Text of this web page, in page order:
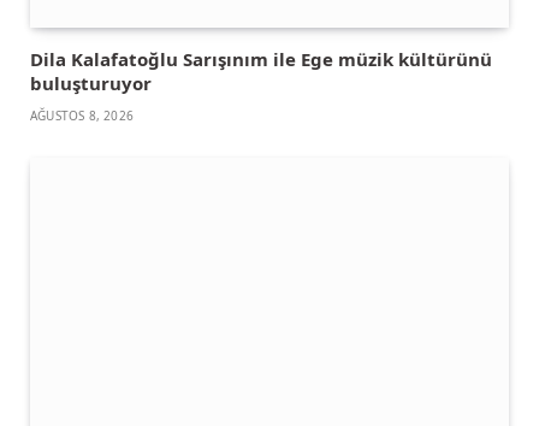
Dila Kalafatoğlu Sarışınım ile Ege müzik kültürünü
buluşturuyor
AĞUSTOS 8, 2026